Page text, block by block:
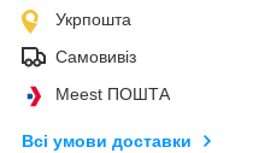
Укрпошта
Самовивіз
Meest ПОШТА
Всі умови доставки